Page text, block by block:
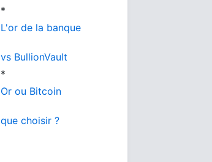
*
L'or de la banque
vs BullionVault
*
Or ou Bitcoin
que choisir ?